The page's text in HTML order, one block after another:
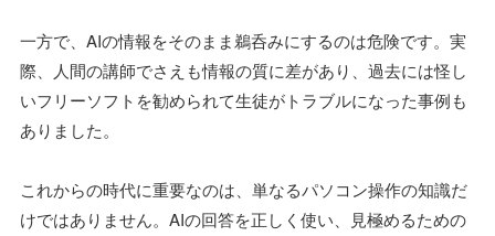
一方で、AIの情報をそのまま鵜呑みにするのは危険です。実
際、人間の講師でさえも情報の質に差があり、過去には怪し
いフリーソフトを勧められて生徒がトラブルになった事例も
ありました。
これからの時代に重要なのは、単なるパソコン操作の知識だ
けではありません。AIの回答を正しく使い、見極めるための